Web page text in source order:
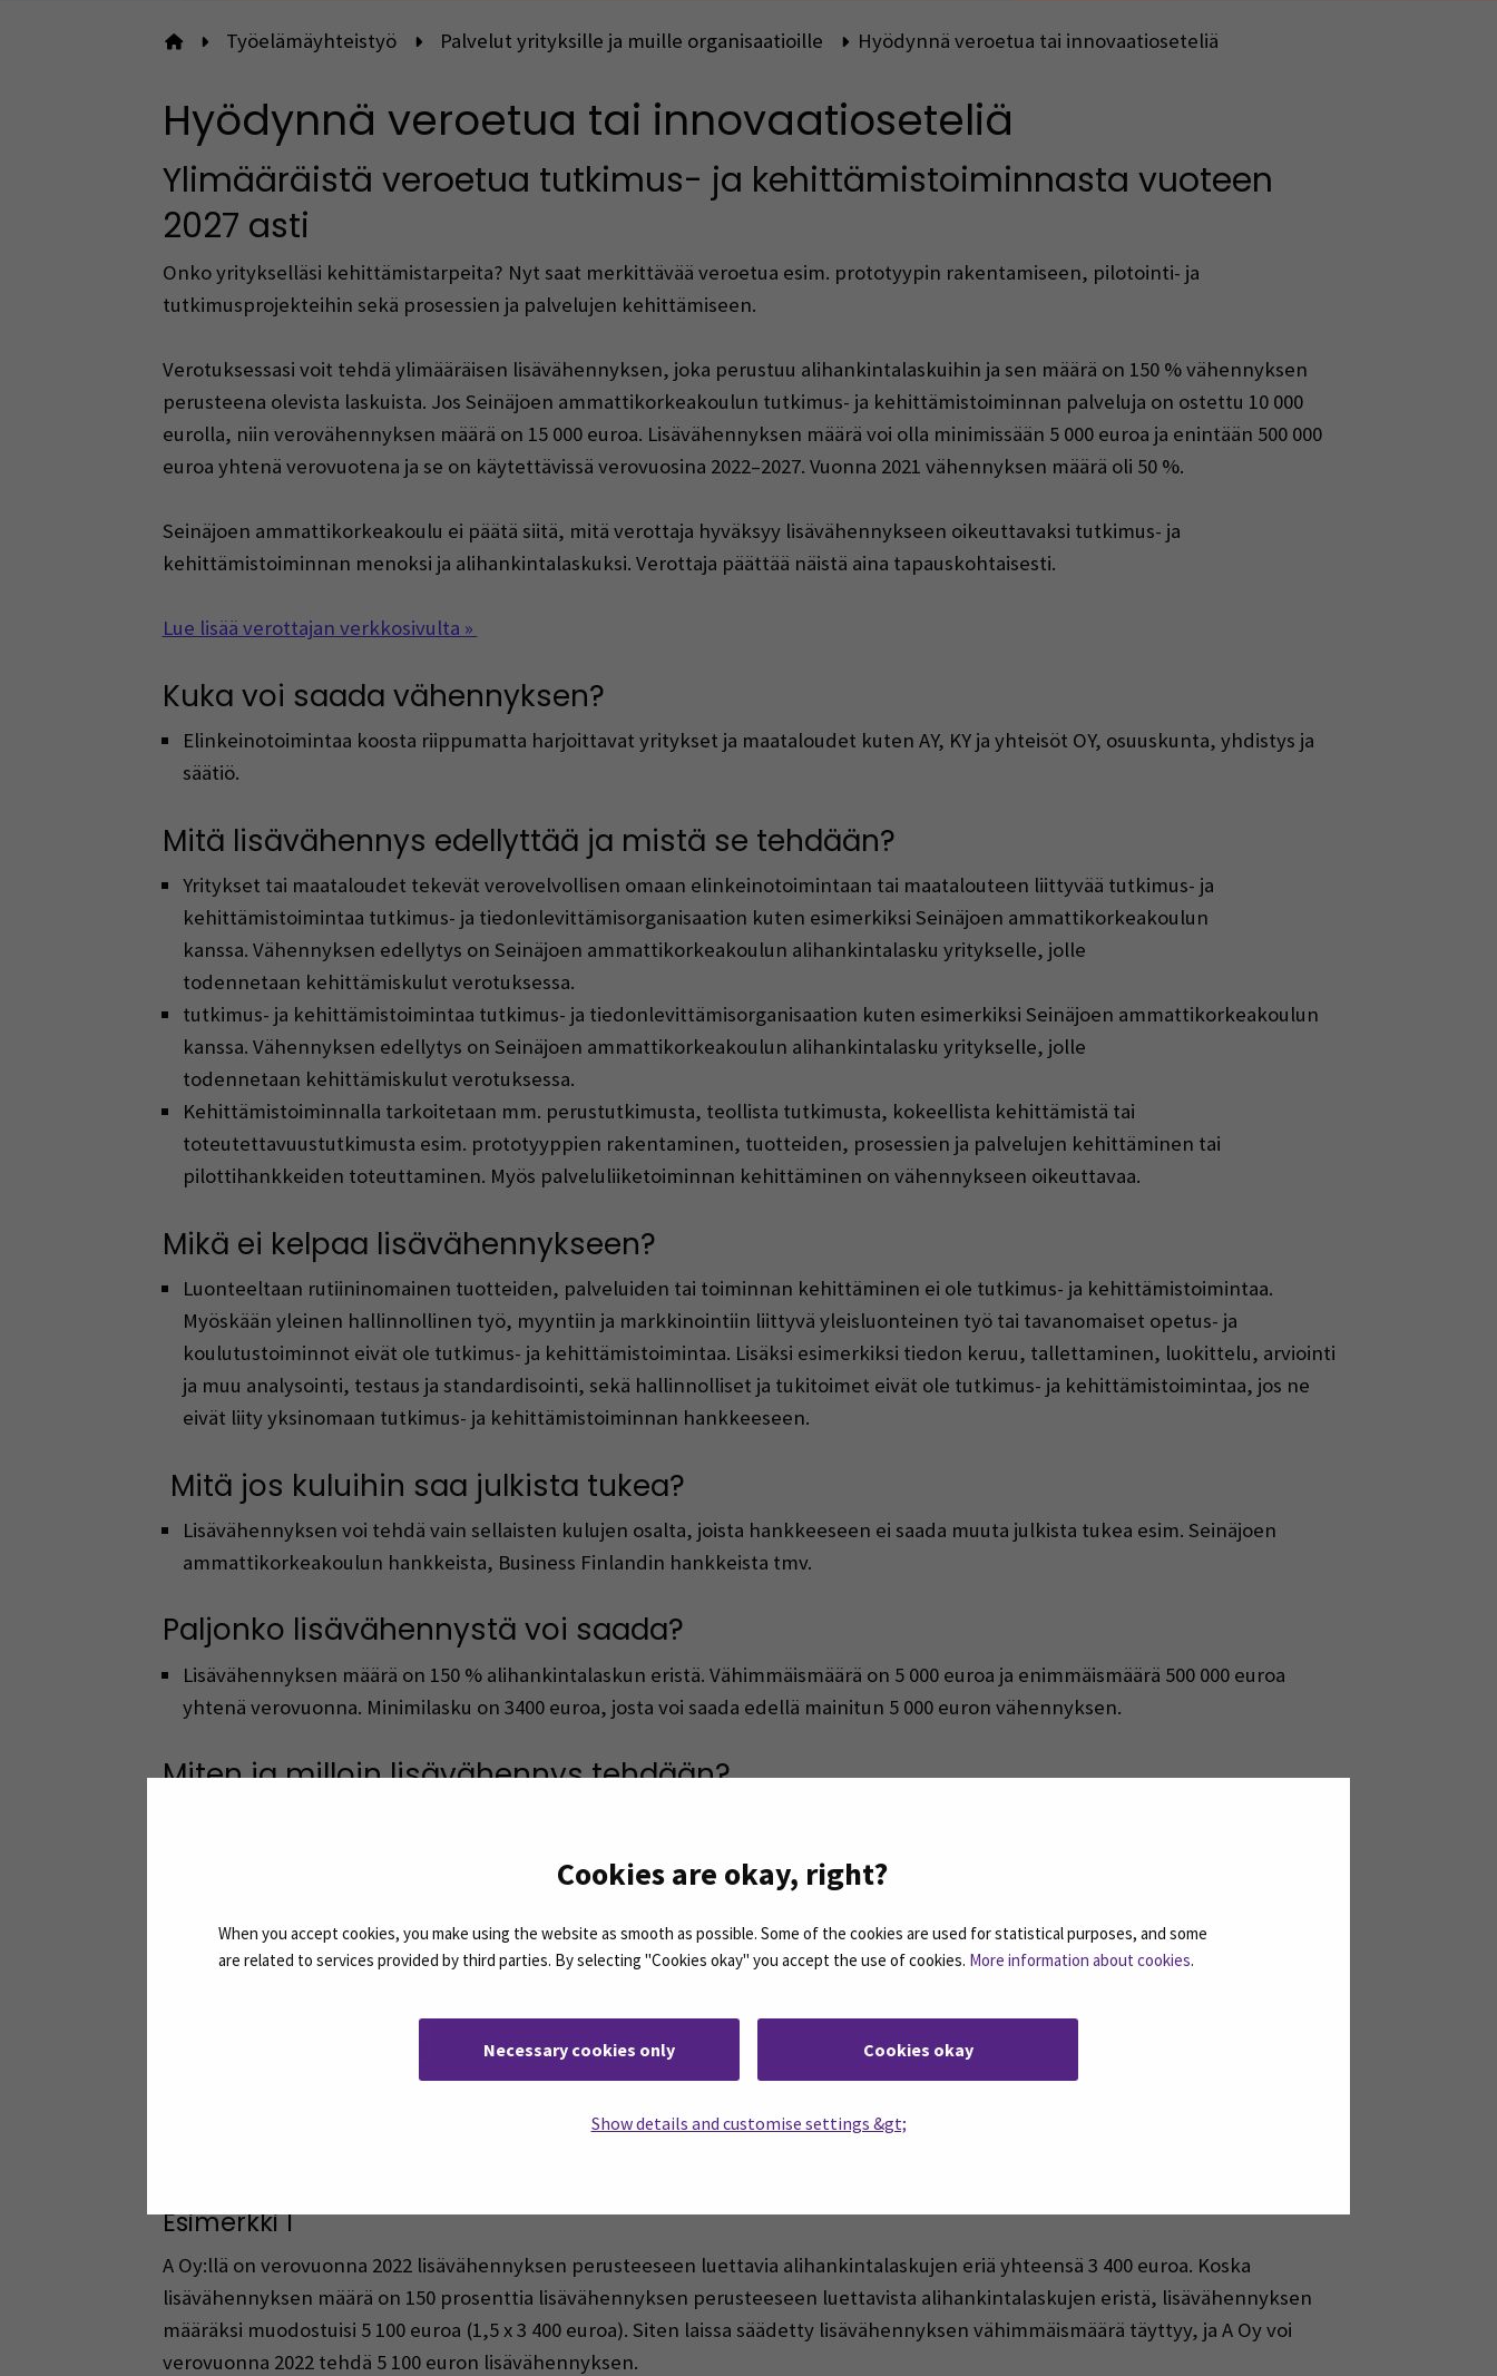
Cookies are okay, right?
When you accept cookies, you make using the website as smooth as possible. Some of the cookies are used for statistical purposes, and some
are related to services provided by third parties. By selecting "Cookies okay" you accept the use of cookies. More information about cookies.
Necessary cookies only Cookies okay
Show details and customise settings &gt;
Etusivulle
Työelämäyhteistyö Palvelut yrityksille ja muille organisaatioille Hyödynnä veroetua tai innovaatioseteliä
Hyödynnä veroetua tai innovaatioseteliä
Ylimääräistä veroetua tutkimus- ja kehittämistoiminnasta vuoteen
2027 asti
Onko yritykselläsi kehittämistarpeita? Nyt saat merkittävää veroetua esim. prototyypin rakentamiseen, pilotointi- ja
tutkimusprojekteihin sekä prosessien ja palvelujen kehittämiseen.
Verotuksessasi voit tehdä ylimääräisen lisävähennyksen, joka perustuu alihankintalaskuihin ja sen määrä on 150 % vähennyksen
perusteena olevista laskuista. Jos Seinäjoen ammattikorkeakoulun tutkimus- ja kehittämistoiminnan palveluja on ostettu 10 000
eurolla, niin verovähennyksen määrä on 15 000 euroa. Lisävähennyksen määrä voi olla minimissään 5 000 euroa ja enintään 500 000
euroa yhtenä verovuotena ja se on käytettävissä verovuosina 2022–2027. Vuonna 2021 vähennyksen määrä oli 50 %.
Seinäjoen ammattikorkeakoulu ei päätä siitä, mitä verottaja hyväksyy lisävähennykseen oikeuttavaksi tutkimus- ja
kehittämistoiminnan menoksi ja alihankintalaskuksi. Verottaja päättää näistä aina tapauskohtaisesti.
Lue lisää verottajan verkkosivulta »
Kuka voi saada vähennyksen?​
Elinkeinotoimintaa koosta riippumatta harjoittavat yritykset ja maataloudet kuten AY, KY ja yhteisöt OY, osuuskunta, yhdistys ja
säätiö.​
Mitä lisävähennys edellyttää ja mistä se tehdään?​
Yritykset tai maataloudet tekevät verovelvollisen omaan elinkeinotoimintaan tai maatalouteen liittyvää tutkimus- ja
kehittämistoimintaa tutkimus- ja tiedonlevittämisorganisaation kuten esimerkiksi Seinäjoen ammattikorkeakoulun
kanssa. Vähennyksen edellytys on Seinäjoen ammattikorkeakoulun alihankintalasku yritykselle, jolle
todennetaan kehittämiskulut verotuksessa.​
tutkimus- ja kehittämistoimintaa tutkimus- ja tiedonlevittämisorganisaation kuten esimerkiksi Seinäjoen ammattikorkeakoulun
kanssa. Vähennyksen edellytys on Seinäjoen ammattikorkeakoulun alihankintalasku yritykselle, jolle
todennetaan kehittämiskulut verotuksessa.​
Kehittämistoiminnalla tarkoitetaan mm. perustutkimusta, teollista tutkimusta, kokeellista kehittämistä tai
toteutettavuustutkimusta esim. prototyyppien rakentaminen, tuotteiden, prosessien ja palvelujen kehittäminen tai
pilottihankkeiden toteuttaminen. Myös palveluliiketoiminnan kehittäminen on vähennykseen oikeuttavaa.​
Mikä ei kelpaa lisävähennykseen?
Luonteeltaan rutiininomainen tuotteiden, palveluiden tai toiminnan kehittäminen ei ole tutkimus- ja kehittämistoimintaa.
Myöskään yleinen hallinnollinen työ, myyntiin ja markkinointiin liittyvä yleisluonteinen työ tai tavanomaiset opetus- ja
koulutustoiminnot eivät ole tutkimus- ja kehittämistoimintaa. Lisäksi esimerkiksi tiedon keruu, tallettaminen, luokittelu, arviointi
ja muu analysointi, testaus ja standardisointi, sekä hallinnolliset ja tukitoimet eivät ole tutkimus- ja kehittämistoimintaa, jos ne
eivät liity yksinomaan tutkimus- ja kehittämistoiminnan hankkeeseen.
Mitä jos kuluihin saa julkista tukea?​
Lisävähennyksen voi tehdä vain sellaisten kulujen osalta, joista hankkeeseen ei saada muuta julkista tukea esim. Seinäjoen
ammattikorkeakoulun hankkeista, Business Finlandin hankkeista tmv.
Paljonko lisävähennystä voi saada?​
Lisävähennyksen määrä on 150 % alihankintalaskun eristä. Vähimmäismäärä on 5 000 euroa ja enimmäismäärä 500 000 euroa
yhtenä verovuonna. Minimilasku on 3400 euroa, josta voi saada edellä mainitun 5 000 euron vähennyksen.
Miten ja milloin lisävähennys tehdään?​
Lisävähennyksestä on tehtävä selvitys alihankintalaskuista​
verovuoden tappiota tai muodostaa tuloksen tappiolliseksi
Verottajalta voi aina kysyä neuvoa ja ohjeistusta epäselvissä kysymyksissä​
Esimerkki 1​
A Oy:llä on verovuonna 2022 lisävähennyksen perusteeseen luettavia alihankintalaskujen eriä yhteensä 3 400 euroa. Koska
lisävähennyksen määrä on 150 prosenttia lisävähennyksen perusteeseen luettavista alihankintalaskujen eristä, lisävähennyksen
määräksi muodostuisi 5 100 euroa (1,5 x 3 400 euroa). Siten laissa säädetty lisävähennyksen vähimmäismäärä täyttyy, ja A Oy voi
verovuonna 2022 tehdä 5 100 euron lisävähennyksen.​